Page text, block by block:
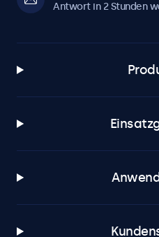
Antwort in 2 Stunden